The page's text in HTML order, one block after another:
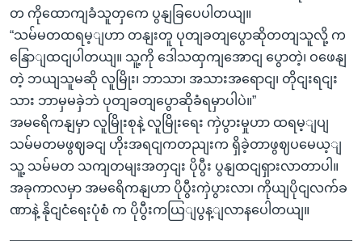
တ ကိုထောကျခံသူတှကေ ပွနျခြပေပါတယျ။
“သမ်မတထရမ့ျဟာ တနျးတူ ပုတျခတျပွောဆိုတတျသူလို့ က
နြောျထငျပါတယျ။ သူ့ကို ဒေါသထှကျအောငျ ပွောတဲ့၊ ဝဖေနျ
တဲ့ ဘယျသူမဆို လူမြိုး၊ ဘာသာ၊ အသားအရောငျ၊ တိုငျးရငျး
သား ဘာမှမခှဲဘဲ ပုတျခတျပွောဆိုခံရမှာပါပဲ။”
အမရေိကနျမှာ လူမြိုးစုနဲ့ လူမြိုးရေး ကှဲပွားမှုဟာ ထရမ့ျပျ
သမ်မတမဖွဈခငျ ဟိုးအရငျကတညျးက ရှိခဲ့တာဖွဈပမေယ့ျ
သူ့ သမ်မတ သကျတမျးအတှငျး ပိုပွီး ပွနျထငျရှားလာတာပါ။
အခုကာလမှာ အမရေိကနျဟာ ပိုပွီးကှဲပွားလာ၊ ကိုယျပိုငျလက်ခ
ဏာနဲ့ နိုငျငံရေးပုံစံ က ပိုပွီးကယြျပွန့ျလာနပေါတယျ။